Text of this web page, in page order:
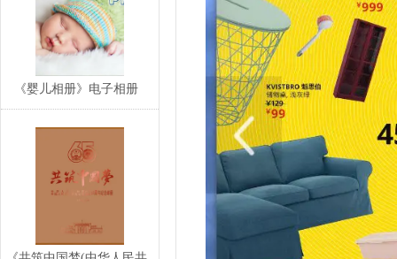
《婴儿相册》电子相册